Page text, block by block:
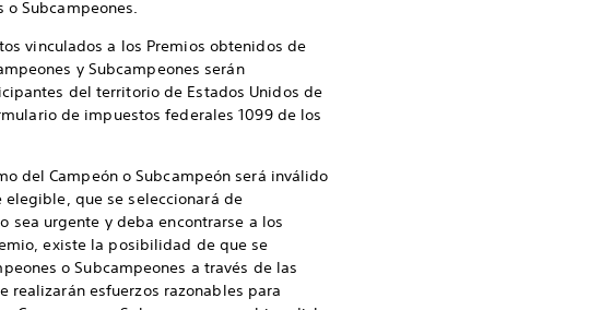
Subcampeones.
vinculados a los Premios obtenidos de
y Subcampeones serán
del territorio de Estados Unidos de
de impuestos federales 1099 de los
del Campeón o Subcampeón será inválido
que se seleccionará de
sea urgente y deba encontrarse a los
existe la posibilidad de que se
o Subcampeones a través de las
realizarán esfuerzos razonables para